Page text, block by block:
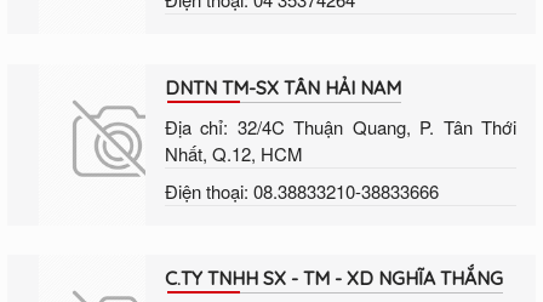
DNTN TM-SX TÂN HẢI NAM
Địa chỉ: 32/4C Thuận Quang, P. Tân Thới
Nhất, Q.12, HCM
Điện thoại: 08.38833210-38833666
C.TY TNHH SX - TM - XD NGHĨA THẮNG